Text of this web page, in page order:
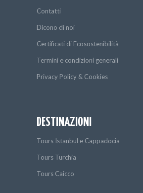
Contatti
Dicono di noi
Certificati di Ecosostenibilità
Termini e condizioni generali
Privacy Policy & Cookies
DESTINAZIONI
Tours Istanbul e Cappadocia
Tours Turchia
Tours Caicco